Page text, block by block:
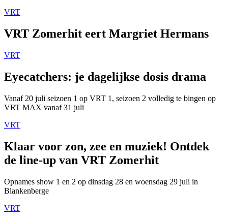
VRT
VRT Zomerhit eert Margriet Hermans
VRT
Eyecatchers: je dagelijkse dosis drama
Vanaf 20 juli seizoen 1 op VRT 1, seizoen 2 volledig te bingen op
VRT MAX vanaf 31 juli
VRT
Klaar voor zon, zee en muziek! Ontdek
de line-up van VRT Zomerhit
Opnames show 1 en 2 op dinsdag 28 en woensdag 29 juli in
Blankenberge
VRT